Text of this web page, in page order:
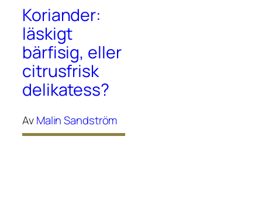
Koriander:
läskigt
bärfisig, eller
citrusfrisk
delikatess?
AvMalin Sandström